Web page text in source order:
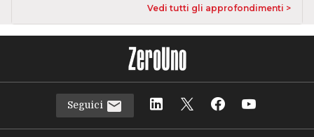
Vedi tutti gli approfondimenti >
Seguici